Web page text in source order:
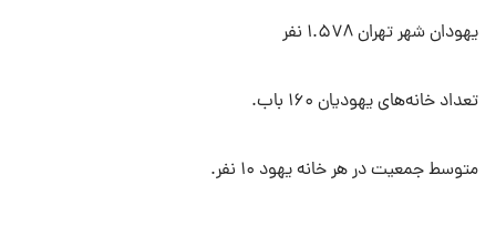
یهودان شهر تهران ۱.۵۷۸ نفر
تعداد خانه‌های یهودیان ۱۶۰ باب.
متوسط جمعیت در هر خانه یهود ۱۰ نفر.